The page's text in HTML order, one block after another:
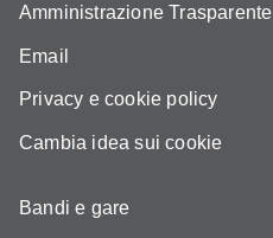
Amministrazione Trasparente
Email
Privacy e cookie policy
Cambia idea sui cookie
Bandi e gare